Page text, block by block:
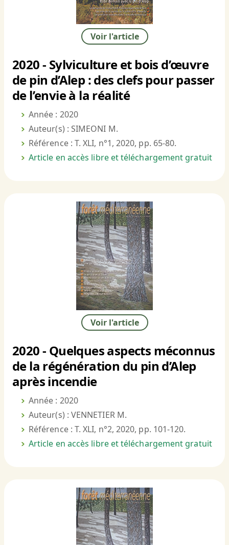
Voir l'article
2020 - Sylviculture et bois d’œuvre
de pin d’Alep : des clefs pour passer
de l’envie à la réalité
Année : 2020
Auteur(s) : SIMEONI M.
Référence : T. XLI, n°1, 2020, pp. 65-80.
Article en accès libre et téléchargement gratuit
Voir l'article
2020 - Quelques aspects méconnus
de la régénération du pin d’Alep
après incendie
Année : 2020
Auteur(s) : VENNETIER M.
Référence : T. XLI, n°2, 2020, pp. 101-120.
Article en accès libre et téléchargement gratuit